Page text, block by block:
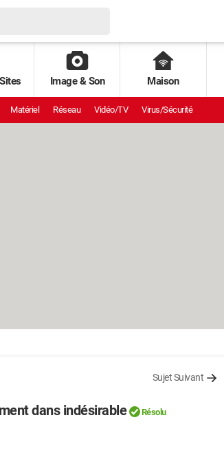
Image & Son Maison
Matériel Réseau Vidéo/TV Virus/Sécurité
Sujet Suivant
dans indésirable Résolu